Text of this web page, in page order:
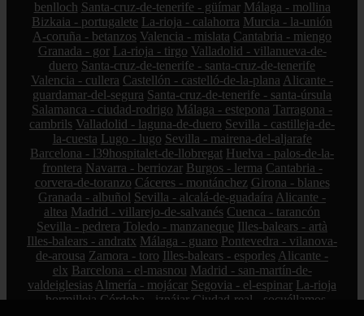
benlloch Santa-cruz-de-tenerife - güímar Málaga - mollina
Bizkaia - portugalete La-rioja - calahorra Murcia - la-unión
A-coruña - betanzos Valencia - mislata Cantabria - miengo
Granada - gor La-rioja - tirgo Valladolid - villanueva-de-
duero Santa-cruz-de-tenerife - santa-cruz-de-tenerife
Valencia - cullera Castellón - castelló-de-la-plana Alicante -
guardamar-del-segura Santa-cruz-de-tenerife - santa-úrsula
Salamanca - ciudad-rodrigo Málaga - estepona Tarragona -
cambrils Valladolid - laguna-de-duero Sevilla - castilleja-de-
la-cuesta Lugo - lugo Sevilla - mairena-del-aljarafe
Barcelona - l39hospitalet-de-llobregat Huelva - palos-de-la-
frontera Navarra - berriozar Burgos - lerma Cantabria -
corvera-de-toranzo Cáceres - montánchez Girona - blanes
Granada - albuñol Sevilla - alcalá-de-guadaíra Alicante -
altea Madrid - villarejo-de-salvanés Cuenca - tarancón
Sevilla - pedrera Toledo - manzaneque Illes-balears - artà
Illes-balears - andratx Málaga - guaro Pontevedra - vilanova-
de-arousa Zamora - toro Illes-balears - esporles Alicante -
elx Barcelona - el-masnou Madrid - san-martín-de-
valdeiglesias Almería - mojácar Segovia - el-espinar La-rioja
- hormilleja Córdoba - iznájar Ciudad-real - socuéllamos